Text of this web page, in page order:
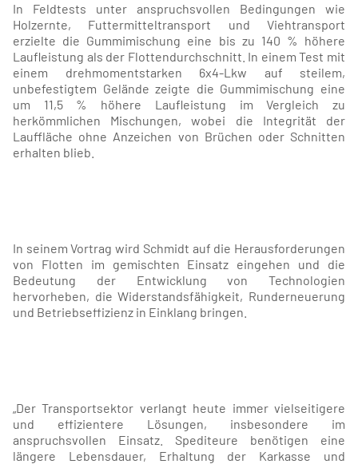
In Feldtests unter anspruchsvollen Bedingungen wie
Holzernte, Futtermitteltransport und Viehtransport
erzielte die Gummimischung eine bis zu 140 % höhere
Laufleistung als der Flottendurchschnitt. In einem Test mit
einem drehmomentstarken 6x4-Lkw auf steilem,
unbefestigtem Gelände zeigte die Gummimischung eine
um 11,5 % höhere Laufleistung im Vergleich zu
herkömmlichen Mischungen, wobei die Integrität der
Lauffläche ohne Anzeichen von Brüchen oder Schnitten
erhalten blieb.
In seinem Vortrag wird Schmidt auf die Herausforderungen
von Flotten im gemischten Einsatz eingehen und die
Bedeutung der Entwicklung von Technologien
hervorheben, die Widerstandsfähigkeit, Runderneuerung
und Betriebseffizienz in Einklang bringen.
„Der Transportsektor verlangt heute immer vielseitigere
und effizientere Lösungen, insbesondere im
anspruchsvollen Einsatz. Spediteure benötigen eine
längere Lebensdauer, Erhaltung der Karkasse und